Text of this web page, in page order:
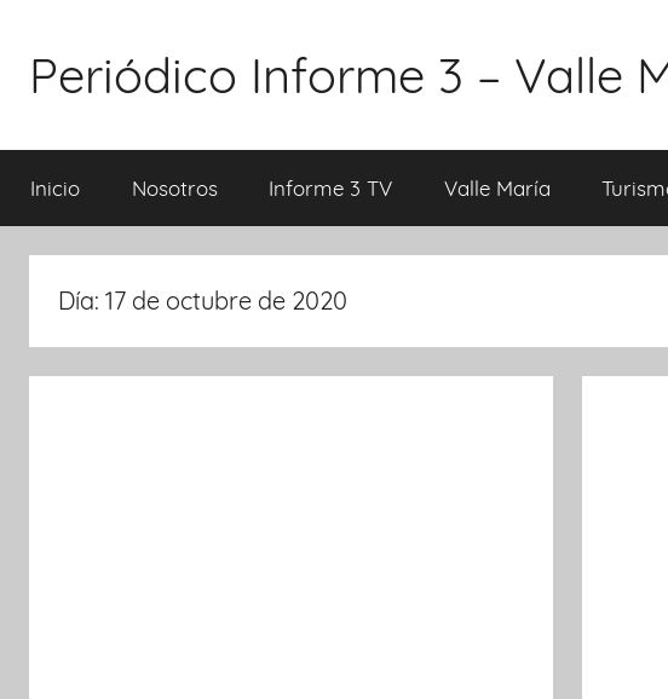
contenido
Periódico Informe 3 – Valle
Inicio Nosotros Informe 3 TV Valle María
Día: 17 de octubre de 2020